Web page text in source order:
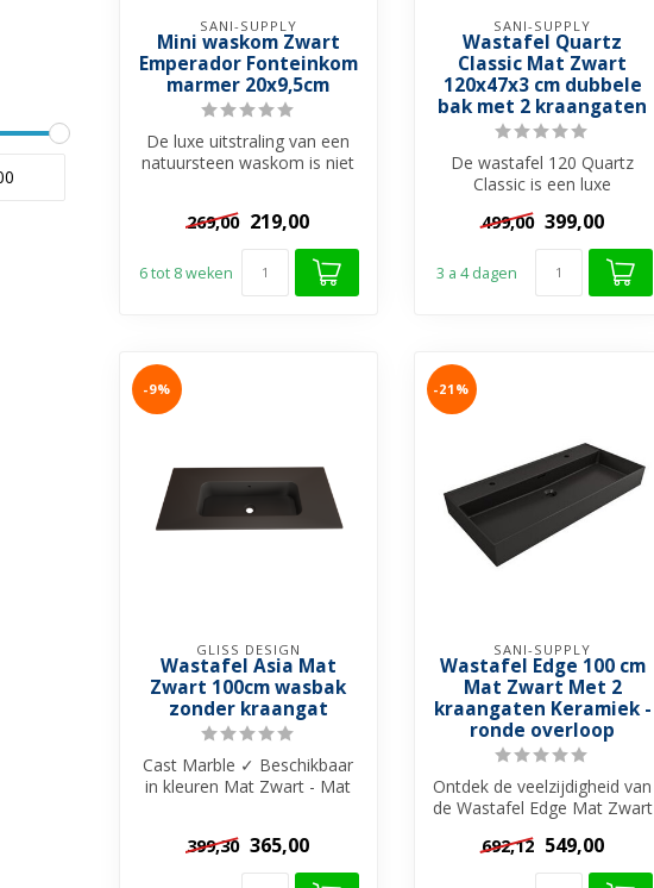
SANI-SUPPLY
Mini waskom Zwart
Emperador Fonteinkom
marmer 20x9,5cm
De luxe uitstraling van een
natuursteen waskom is niet
269,00 219,00
6 tot 8 weken
SANI-SUPPLY
Wastafel Quartz
Classic Mat Zwart
120x47x3 cm dubbele
bak met 2 kraangaten
De wastafel 120 Quartz
Classic is een luxe
gemaakt van Quar...
499,00 399,00
3 a 4 dagen
-9%
GLISS DESIGN
Wastafel Asia Mat
Zwart 100cm wasbak
zonder kraangat
Cast Marble ✓ Beschikbaar
in kleuren Mat Zwart - Mat
399,30 365,00
-21%
SANI-SUPPLY
Wastafel Edge 100 cm
Mat Zwart Met 2
kraangaten Keramiek -
ronde overloop
Ontdek de veelzijdigheid van
de Wastafel Edge Mat Zwart
692,12 549,00